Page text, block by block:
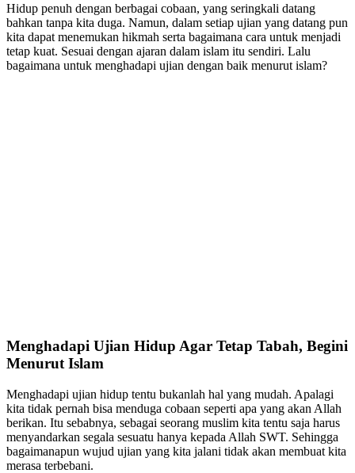
Hidup penuh dengan berbagai cobaan, yang seringkali datang
bahkan tanpa kita duga. Namun, dalam setiap ujian yang datang pun
kita dapat menemukan hikmah serta bagaimana cara untuk menjadi
tetap kuat. Sesuai dengan ajaran dalam islam itu sendiri. Lalu
bagaimana untuk menghadapi ujian dengan baik menurut islam?
Menghadapi Ujian Hidup Agar Tetap Tabah, Begini
Menurut Islam
Menghadapi ujian hidup tentu bukanlah hal yang mudah. Apalagi
kita tidak pernah bisa menduga cobaan seperti apa yang akan Allah
berikan. Itu sebabnya, sebagai seorang muslim kita tentu saja harus
menyandarkan segala sesuatu hanya kepada Allah SWT. Sehingga
bagaimanapun wujud ujian yang kita jalani tidak akan membuat kita
merasa terbebani.